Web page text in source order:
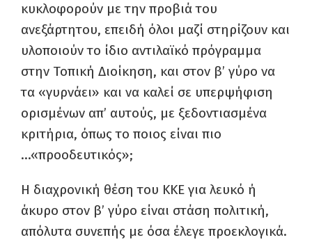
κυκλοφορούν με την προβιά του
ανεξάρτητου, επειδή όλοι μαζί στηρίζουν και
υλοποιούν το ίδιο αντιλαϊκό πρόγραμμα
στην Τοπική Διοίκηση, και στον β’ γύρο να
τα «γυρνάει» και να καλεί σε υπερψήφιση
ορισμένων απ’ αυτούς, με ξεδοντιασμένα
κριτήρια, όπως το ποιος είναι πιο
…«προοδευτικός»;
Η διαχρονική θέση του ΚΚΕ για λευκό ή
άκυρο στον β’ γύρο είναι στάση πολιτική,
απόλυτα συνεπής με όσα έλεγε προεκλογικά.